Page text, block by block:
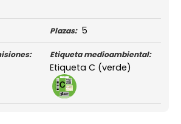
Plazas: 5
Etiqueta medioambiental:
Etiqueta C (verde)